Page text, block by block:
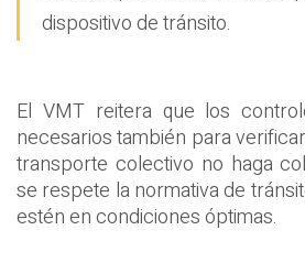
dispositivo de tránsito.
El VMT reitera que los
necesarios también para
transporte colectivo no haga
se respete la normativa de
estén en condiciones óptimas.